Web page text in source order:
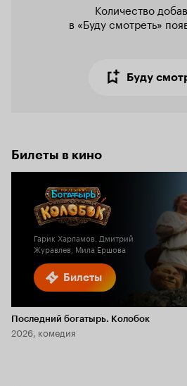
Количество
в «Буду смотреть»
Буду
Билеты в кино
Билеты
Гарик Харламов, Дмитрий
Журавлев, Мила Ершова
Последний богатырь. Колобок
2026, комедия